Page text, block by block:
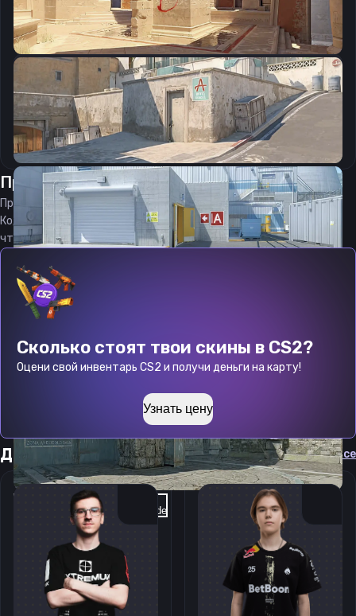
Previous slide Next slide
CSGO-uUx8N-y6cuz-2rMhQ-fVYGQ-vJN2G
Скопировать
Прицелдиозераот 07.08.2026
Прицел diozera является актуальным на
07.08.2026
Код прицела
CS 2 стараемся еженедельно обновлять,
чтобы вы могли играть с актуальными настройками игрока.
Сколько стоят твои скины в CS2?
Оцени свой инвентарь CS2 и получи деньги на карту!
Узнать цену
Другие прицелы Cмотреть все